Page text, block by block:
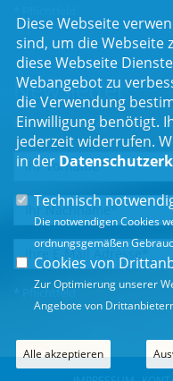
Newsletter
Erhalten Sie Neuigkeiten aus
* Pflichtfeld
Diese Webseite
sind, um die Webseite
diese Webseite
Webangebot zu
die Verwendung
Einwilligung benötigt.
jederzeit widerrufen.
in der
Technisch
Die notwendigen Cookies
ordnungsgemäßen
Cookies von
Zur Optimierung unserer
Angebote von
Alle akzeptieren